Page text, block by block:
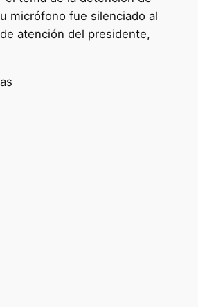
micrófono fue silenciado al
atención del presidente,